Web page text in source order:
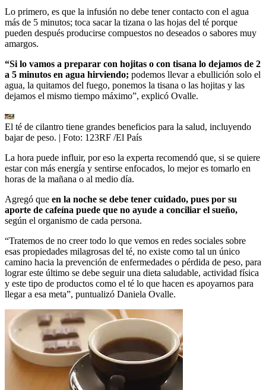
Lo primero, es que la infusión no debe tener contacto con el agua
más de 5 minutos; toca sacar la tizana o las hojas del té porque
pueden después producirse compuestos no deseados o sabores muy
amargos.
“Si lo vamos a preparar con hojitas o con tisana lo dejamos de 2
a 5 minutos en agua hirviendo; podemos llevar a ebullición solo el
agua, la quitamos del fuego, ponemos la tisana o las hojitas y las
dejamos el mismo tiempo máximo”, explicó Ovalle.
El té de cilantro tiene grandes beneficios para la salud, incluyendo
bajar de peso. | Foto: 123RF /El País
La hora puede influir, por eso la experta recomendó que, si se quiere
estar con más energía y sentirse enfocados, lo mejor es tomarlo en
horas de la mañana o al medio día.
Agregó que en la noche se debe tener cuidado, pues por su
aporte de cafeína puede que no ayude a conciliar el sueño,
según el organismo de cada persona.
“Tratemos de no creer todo lo que vemos en redes sociales sobre
esas propiedades milagrosas del té, no existe como tal un único
camino hacia la prevención de enfermedades o pérdida de peso, para
lograr este último se debe seguir una dieta saludable, actividad física
y este tipo de productos como el té lo que hacen es apoyarnos para
llegar a esa meta”, puntualizó Daniela Ovalle.